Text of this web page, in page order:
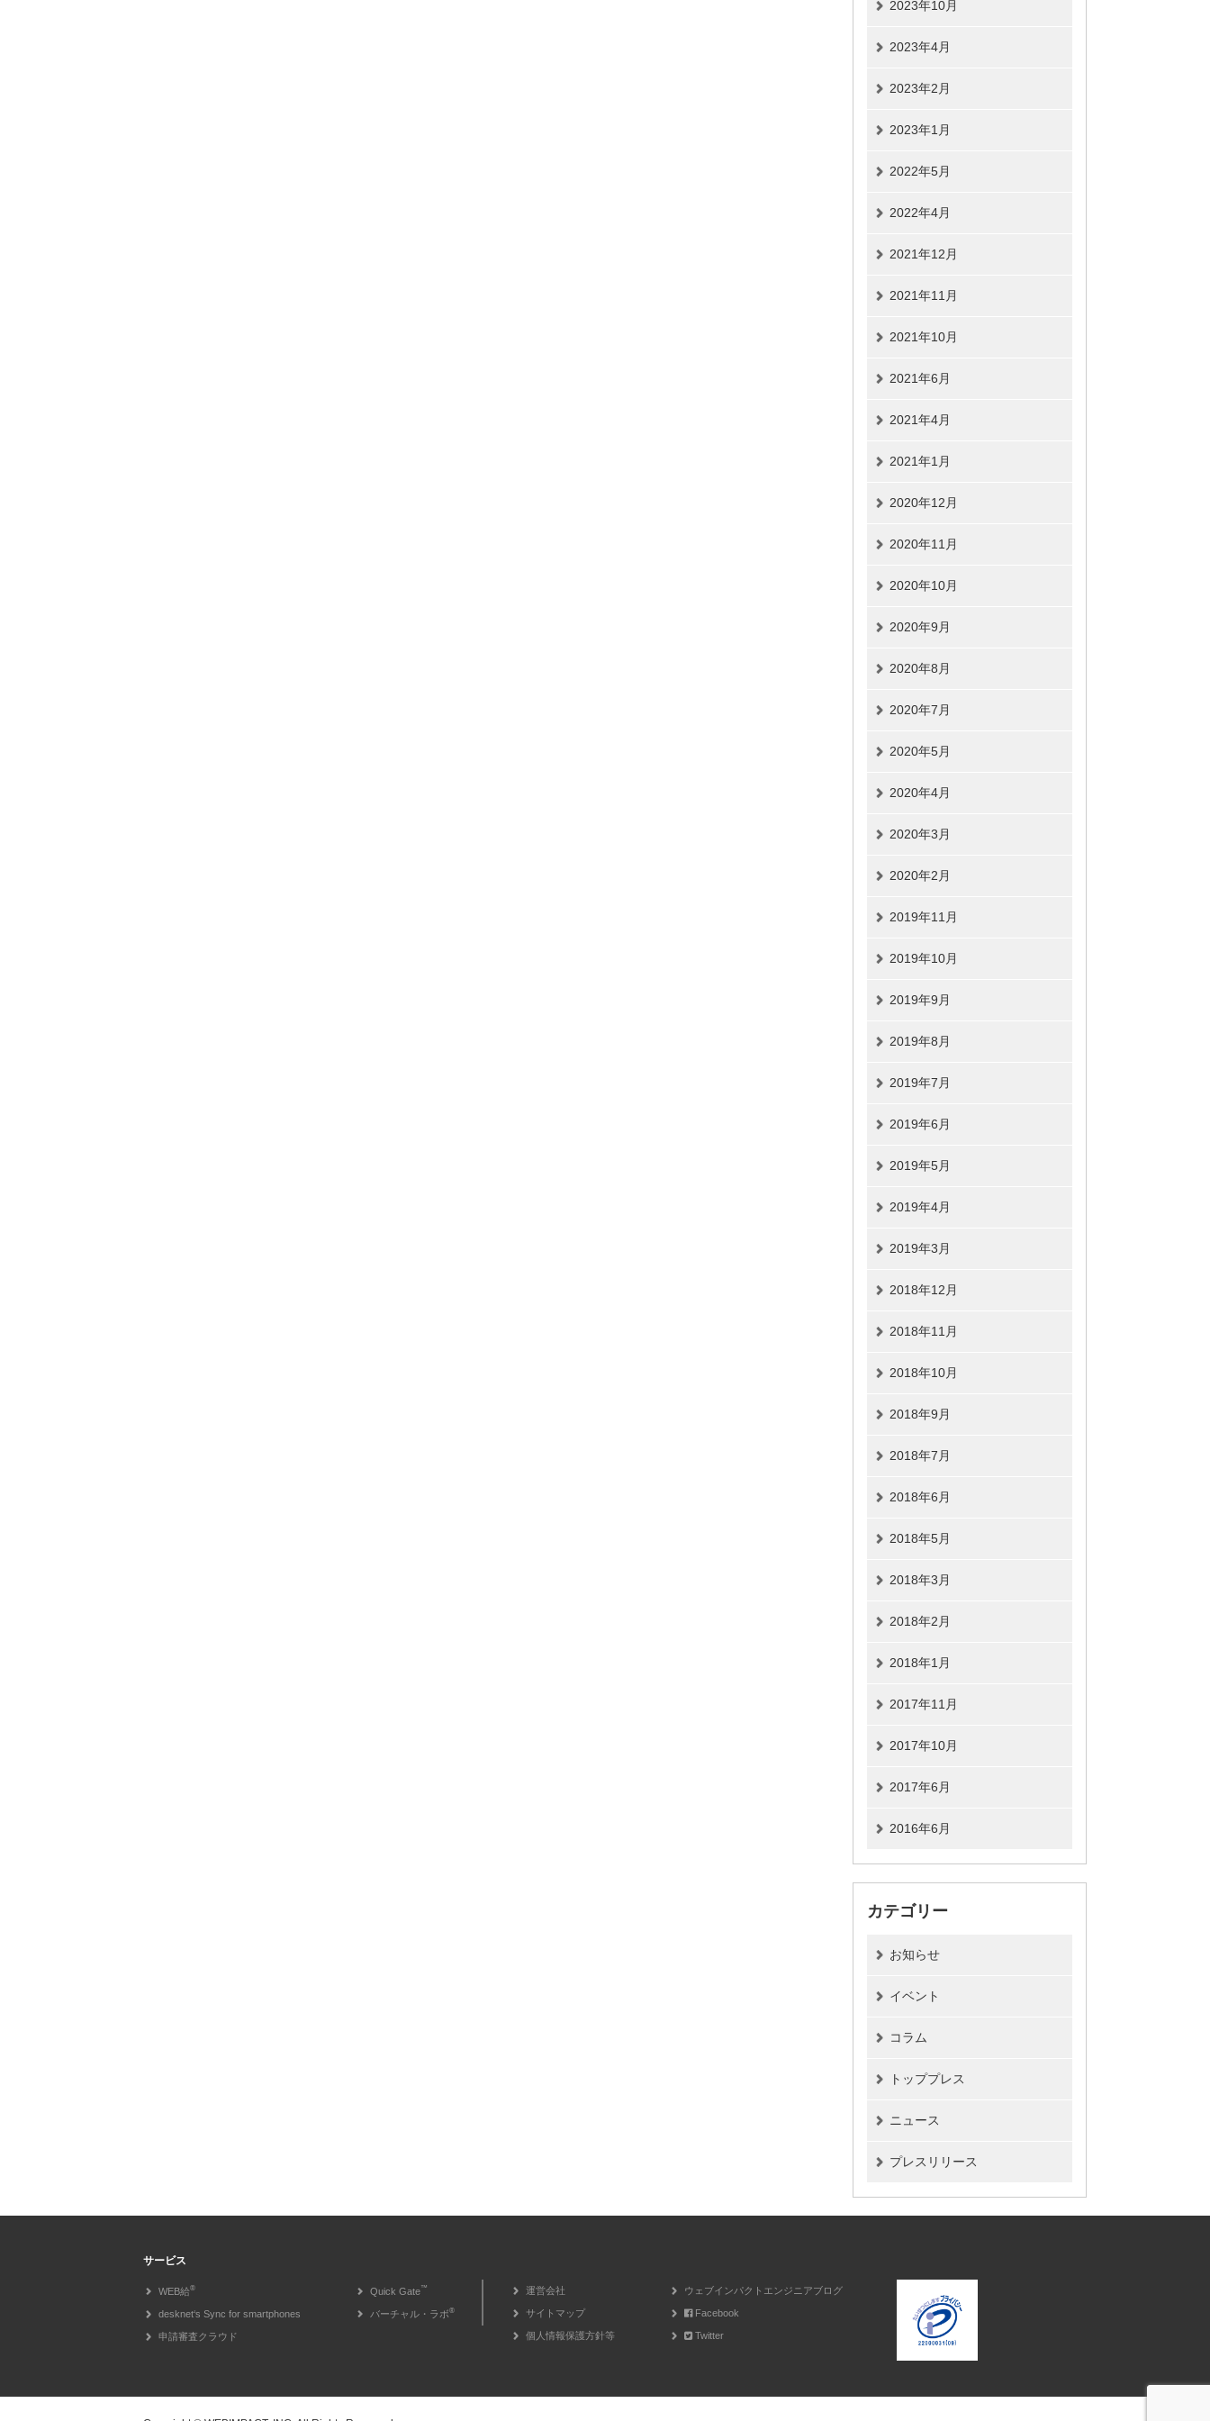
2023年10月
2023年4月
2023年2月
2023年1月
2022年5月
2022年4月
2021年12月
2021年11月
2021年10月
2021年6月
2021年4月
2021年1月
2020年12月
2020年11月
2020年10月
2020年9月
2020年8月
2020年7月
2020年5月
2020年4月
2020年3月
2020年2月
2019年11月
2019年10月
2019年9月
2019年8月
2019年7月
2019年6月
2019年5月
2019年4月
2019年3月
2018年12月
2018年11月
2018年10月
2018年9月
2018年7月
2018年6月
2018年5月
2018年3月
2018年2月
2018年1月
2017年11月
2017年10月
2017年6月
2016年6月
カテゴリー
お知らせ
イベント
コラム
トッププレス
ニュース
プレスリリース
サービス
WEB給®
desknet‘s Sync for smartphones
申請審査クラウド
Quick Gate™
バーチャル・ラボ®
運営会社
サイトマップ
個人情報保護方針等
ウェブインパクトエンジニアブログ
Facebook
Twitter